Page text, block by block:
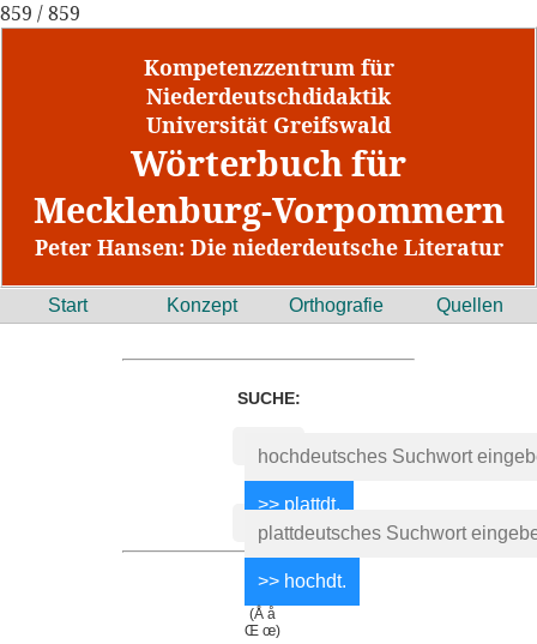
859 / 859
Kompetenzzentrum für
Niederdeutschdidaktik
Universität Greifswald
Wörterbuch für
Mecklenburg-Vorpommern
Peter Hansen: Die niederdeutsche Literatur
Start Konzept Orthografie Quellen
SUCHE:
(Å å
Œ œ)